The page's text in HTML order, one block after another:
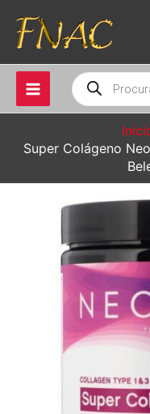
para
conteúdo
Pesquisar
produtos
Super Colágeno